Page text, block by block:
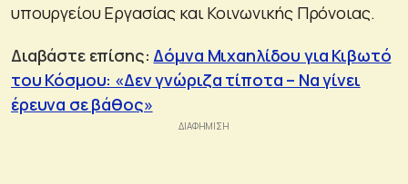
υπουργείου Εργασίας και Κοινωνικής Πρόνοιας.
Διαβάστε επίσης: Δόμνα Μιχαηλίδου για Κιβωτό
του Κόσμου: «Δεν γνώριζα τίποτα – Να γίνει
έρευνα σε βάθος»